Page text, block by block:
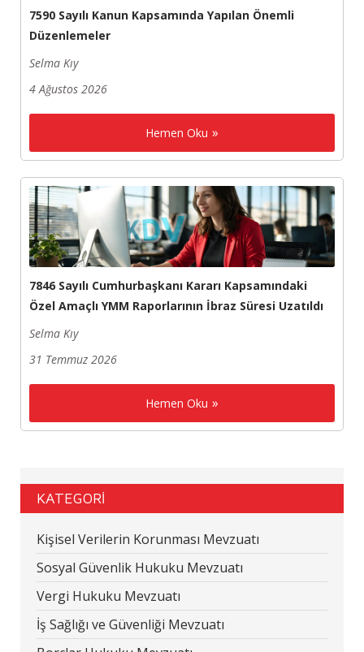
7590 Sayılı Kanun Kapsamında Yapılan Önemli
Düzenlemeler
Selma Kıy
4 Ağustos 2026
Hemen Oku
7846 Sayılı Cumhurbaşkanı Kararı Kapsamındaki
Özel Amaçlı YMM Raporlarının İbraz Süresi Uzatıldı
Selma Kıy
31 Temmuz 2026
Hemen Oku
KATEGORİ
Kişisel Verilerin Korunması Mevzuatı
Sosyal Güvenlik Hukuku Mevzuatı
Vergi Hukuku Mevzuatı
İş Sağlığı ve Güvenliği Mevzuatı